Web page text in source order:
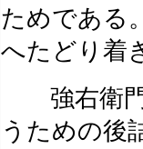
ためであ
へたどり着
強右衛門
うための後